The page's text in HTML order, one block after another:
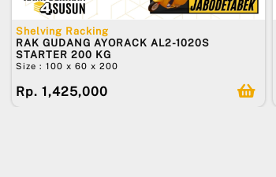
Shelving Racking
RAK GUDANG AYORACK AL2-1020S
STARTER 200 KG
Size : 100 x 60 x 200
Rp. 1,425,000